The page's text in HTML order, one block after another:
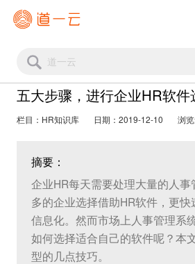
五大步骤，进行企业HR软件
栏目：HR知识库 日期：2019-12-10 浏
摘要：
企业HR每天需要处理大量的人
多的企业选择借助HR软件，更
信息化。然而市场上人事管理系
如何选择适合自己的软件呢？本
型的几点技巧。